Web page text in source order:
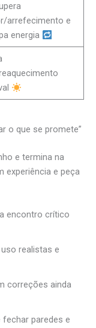
arrefecimento e
energia
o que se promete”
e termina na
experiência e peça
encontro crítico
realistas e
correções ainda
paredes e